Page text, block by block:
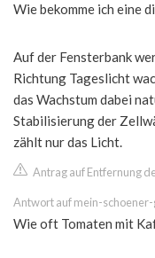
Wie bekomme ich eine
Auf der Fensterbank
Richtung Tageslicht
das Wachstum dabei
Stabilisierung der
zählt nur das Licht.
Antrag auf Entfernung
Antwort auf mein-
Wie oft Tomaten mit